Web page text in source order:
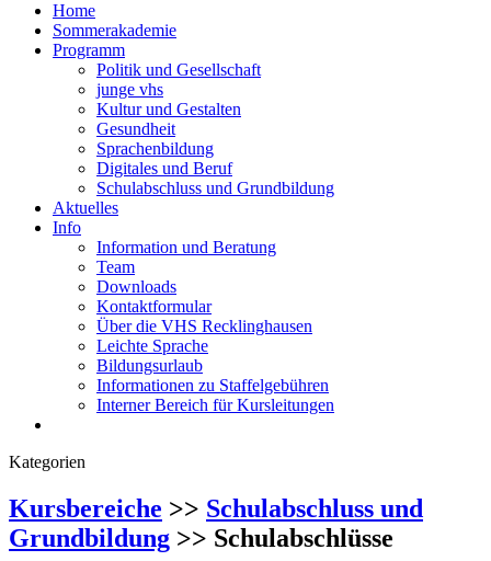
Home
Sommerakademie
Programm
Politik und Gesellschaft
junge vhs
Kultur und Gestalten
Gesundheit
Sprachenbildung
Digitales und Beruf
Schulabschluss und Grundbildung
Aktuelles
Info
Information und Beratung
Team
Downloads
Kontaktformular
Über die VHS Recklinghausen
Leichte Sprache
Bildungsurlaub
Informationen zu Staffelgebühren
Interner Bereich für Kursleitungen
Kategorien
Kursbereiche >> Schulabschluss und
Grundbildung >> Schulabschlüsse